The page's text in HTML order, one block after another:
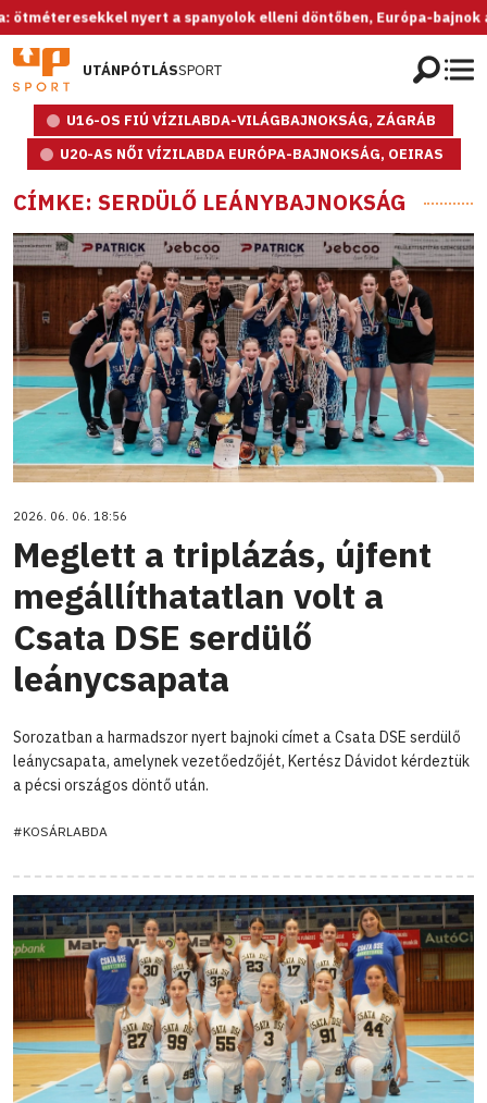
nyert a spanyolok elleni döntőben, Európa-bajnok az U20-as női
UTÁNPÓTLÁSSPORT
U16-OS FIÚ VÍZILABDA-VILÁGBAJNOKSÁG, ZÁGRÁB
U20-AS NŐI VÍZILABDA EURÓPA-BAJNOKSÁG, OEIRAS
CÍMKE: SERDÜLŐ LEÁNYBAJNOKSÁG
2026. 06. 06. 18:56
Meglett a triplázás, újfent
megállíthatatlan volt a
Csata DSE serdülő
leánycsapata
Sorozatban a harmadszor nyert bajnoki címet a Csata DSE serdülő
leánycsapata, amelynek vezetőedzőjét, Kertész Dávidot kérdeztük
a pécsi országos döntő után.
#KOSÁRLABDA